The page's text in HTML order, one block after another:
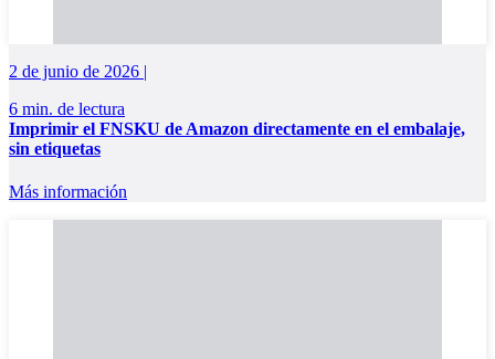
2 de junio de 2026 |
6 min. de lectura
Imprimir el FNSKU de Amazon directamente en el embalaje,
sin etiquetas
Más información